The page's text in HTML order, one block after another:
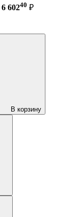
6 60240 ₽
В корзину